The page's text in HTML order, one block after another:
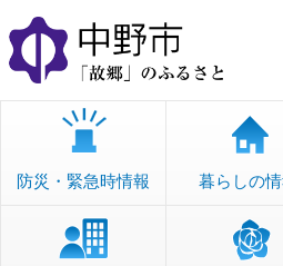
本
文
へ
移
防災・緊急時情報 暮らしの